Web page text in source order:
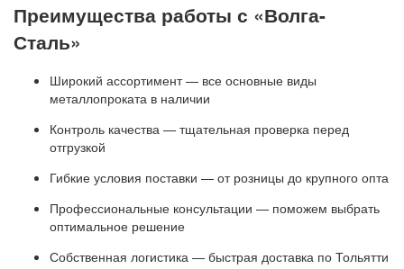
Преимущества работы с «Волга-
Сталь»
Широкий ассортимент — все основные виды
металлопроката в наличии
Контроль качества — тщательная проверка перед
отгрузкой
Гибкие условия поставки — от розницы до крупного опта
Профессиональные консультации — поможем выбрать
оптимальное решение
Собственная логистика — быстрая доставка по Тольятти